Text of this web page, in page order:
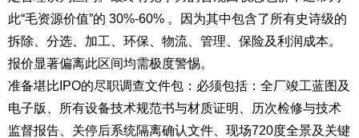
此“毛资源价值”的 30%-60% 。因为其中包含了所有史诗级的
拆除、分选、加工、环保、物流、管理、保险及利润成本。
报价显著偏离此区间均需极度警惕。
准备堪比IPO的尽职调查文件包：必须包括：全厂竣工蓝图及
电子版、所有设备技术规范书与材质证明、历次检修与技术
监督报告、关停后系统隔离确认文件、现场720度全景及关键